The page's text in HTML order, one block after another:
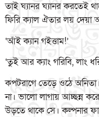
তাই ঘ্যানর ঘ্যানর করতেই
ফিরি ক্যাল ঐতার লয় দেয়া
‘আঁই ক্যান গইত্তাম!’
‘তুই আর ক্যাং গরিবি, লাং
কপটরাগে তেড়ে ওঠে
না। ভালো লাগায় আচ্ছন্ন
উড়তে থাকে সে। কল্পনার